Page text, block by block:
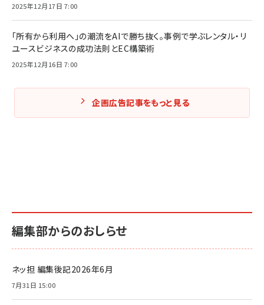
2025年12月17日 7:00
「所有から利用へ」の潮流をAIで勝ち抜く。事例で学ぶレンタル・リ
ユースビジネスの成功法則とEC構築術
2025年12月16日 7:00
企画広告記事をもっと見る
編集部からのおしらせ
ネッ担 編集後記2026年6月
7月31日 15:00